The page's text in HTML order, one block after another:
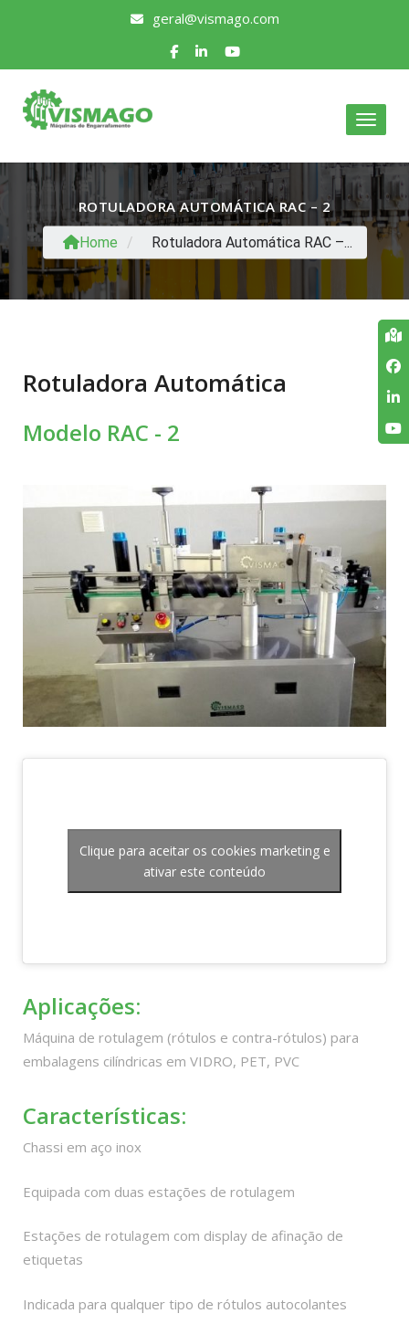
geral@vismago.com
ROTULADORA AUTOMÁTICA RAC – 2
Home / Rotuladora Automática RAC –...
Rotuladora Automática
Modelo RAC - 2
Clique para aceitar os cookies marketing e
ativar este conteúdo
Aplicações:
Máquina de rotulagem (rótulos e contra-rótulos) para
embalagens cilíndricas em VIDRO, PET, PVC
Características:
Chassi em aço inox
Equipada com duas estações de rotulagem
Estações de rotulagem com display de afinação de
etiquetas
Indicada para qualquer tipo de rótulos autocolantes